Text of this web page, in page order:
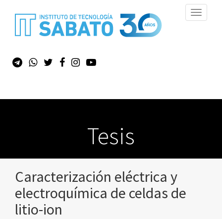
Toggle
Tesis
Caracterización eléctrica y
electroquímica de celdas de
litio-ion